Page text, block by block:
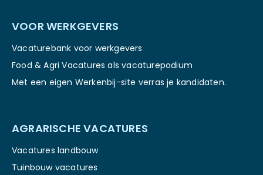
VOOR WERKGEVERS
Vacaturebank voor werkgevers
Food & Agri Vacatures als vacaturepodium
Met een eigen Werkenbij-site verras je kandidaten.
AGRARISCHE VACATURES
Vacatures landbouw
Tuinbouw vacatures